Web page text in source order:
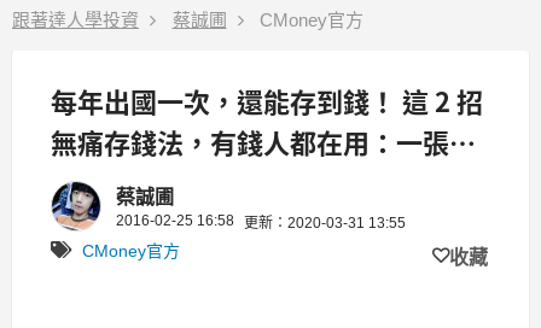
跟著達人學投資 蔡誠圃 CMoney官方
每年出國一次，還能存到錢！ 這 2 招
無痛存錢法，有錢人都在用：一張表
格就能開始做
蔡誠圃
2016-02-25 16:58 更新：2020-03-31 13:55
CMoney官方 收藏